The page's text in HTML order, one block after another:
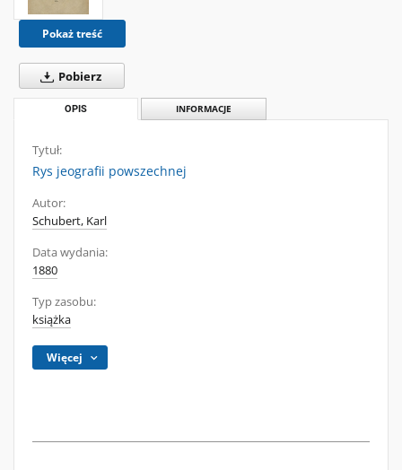
Pokaż treść
Pobierz
OPIS INFORMACJE
Tytuł:
Rys jeografii powszechnej
Autor:
Schubert, Karl
Data wydania:
1880
Typ zasobu:
książka
Więcej